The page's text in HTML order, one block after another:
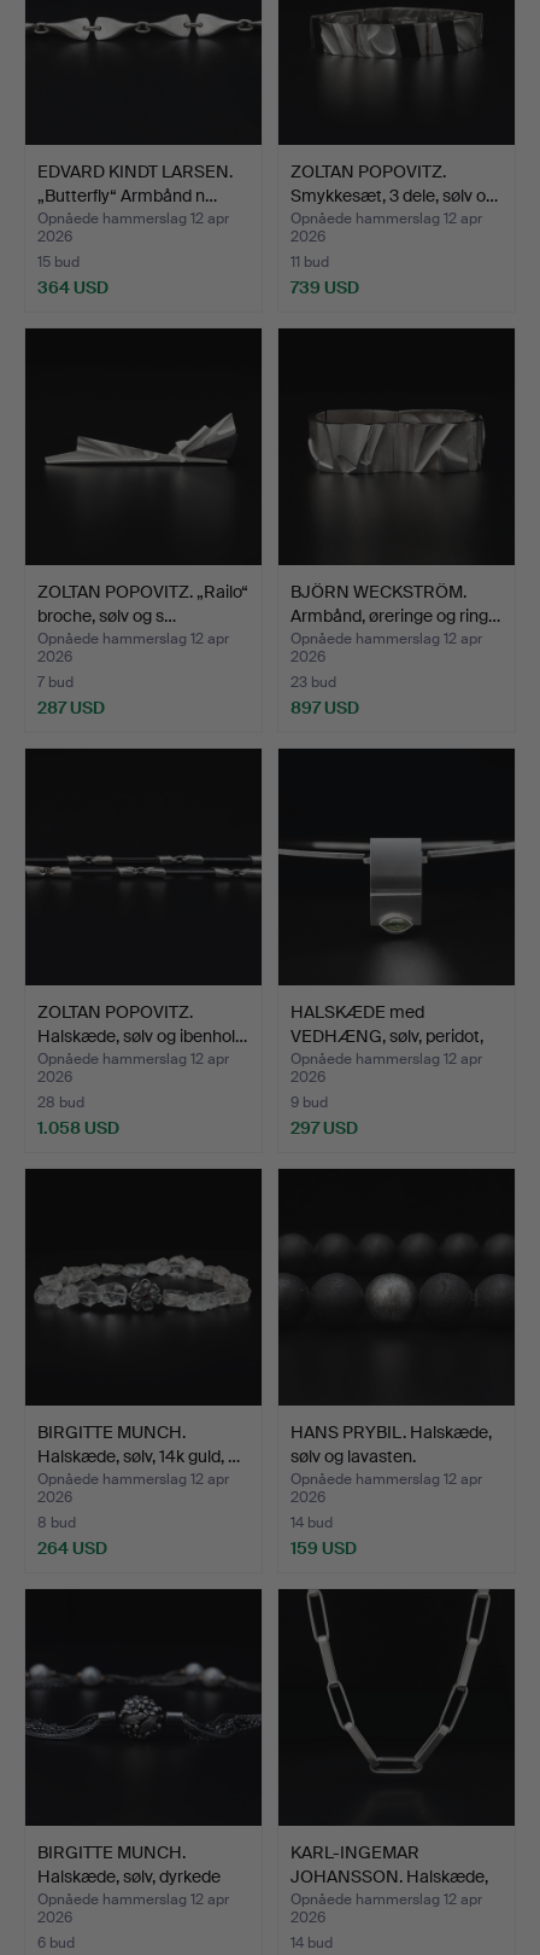
EDVARD KINDT LARSEN.
„Butterfly“ Armbånd n…
Opnåede hammerslag 12 apr
2026
15 bud
364 USD
ZOLTAN POPOVITZ.
Smykkesæt, 3 dele, sølv o…
Opnåede hammerslag 12 apr
2026
11 bud
739 USD
ZOLTAN POPOVITZ. „Railo“
broche, sølv og s…
Opnåede hammerslag 12 apr
2026
7 bud
287 USD
BJÖRN WECKSTRÖM.
Armbånd, øreringe og ring…
Opnåede hammerslag 12 apr
2026
23 bud
897 USD
ZOLTAN POPOVITZ.
Halskæde, sølv og ibenhol…
Opnåede hammerslag 12 apr
2026
28 bud
1.058 USD
HALSKÆDE med
VEDHÆNG, sølv, peridot,
Kalev…
Opnåede hammerslag 12 apr
2026
9 bud
297 USD
BIRGITTE MUNCH.
Halskæde, sølv, 14k guld, …
Opnåede hammerslag 12 apr
2026
8 bud
264 USD
HANS PRYBIL. Halskæde,
sølv og lavasten.
Opnåede hammerslag 12 apr
2026
14 bud
159 USD
BIRGITTE MUNCH.
Halskæde, sølv, dyrkede
pe…
Opnåede hammerslag 12 apr
2026
6 bud
KARL-INGEMAR
JOHANSSON. Halskæde,
sølv, Gö…
Opnåede hammerslag 12 apr
2026
14 bud